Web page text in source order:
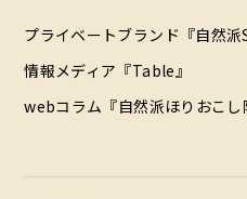
プライベートブランド『自然
情報メディア『Table』
webコラム『自然派ほりおこし